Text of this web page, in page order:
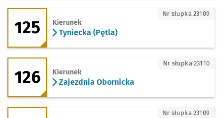
125 - kierunek Tyniecka (Pętla)
125 Kierunek
Tyniecka (Pętla)
Nr słupka 23109
126 - kierunek Zajezdnia Obornicka
126 Kierunek
Zajezdnia Obornicka
Nr słupka 23110
126 - kierunek Wojszycka Nr słupka 23109